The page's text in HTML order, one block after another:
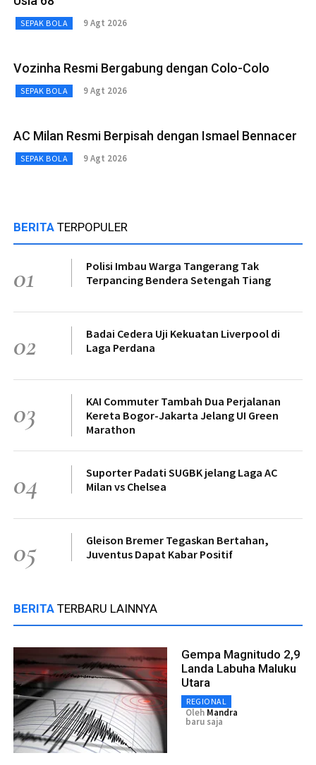
SEPAK BOLA 9 Agt 2026
Vozinha Resmi Bergabung dengan Colo-Colo
SEPAK BOLA 9 Agt 2026
AC Milan Resmi Berpisah dengan Ismael Bennacer
SEPAK BOLA 9 Agt 2026
BERITA TERPOPULER
01
Polisi Imbau Warga Tangerang Tak
Terpancing Bendera Setengah Tiang
02
Badai Cedera Uji Kekuatan Liverpool di
Laga Perdana
03
KAI Commuter Tambah Dua Perjalanan
Kereta Bogor-Jakarta Jelang UI Green
Marathon
04
Suporter Padati SUGBK jelang Laga AC
Milan vs Chelsea
05
Gleison Bremer Tegaskan Bertahan,
Juventus Dapat Kabar Positif
BERITA TERBARU LAINNYA
Gempa Magnitudo 2,9
Landa Labuha Maluku
Utara
REGIONAL
Oleh Mandra
baru saja